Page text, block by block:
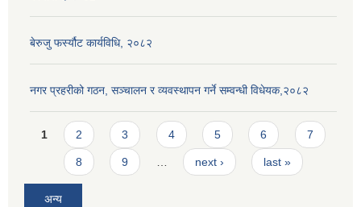
बेरुजु फर्स्यौट कार्यविधि, २०८२
नगर प्रहरीको गठन, सञ्चालन र व्यवस्थापन गर्ने सम्वन्धी विधेयक,२०८२
Pages
1 2 3 4 5 6 7
8 9 next › last »
अन्य